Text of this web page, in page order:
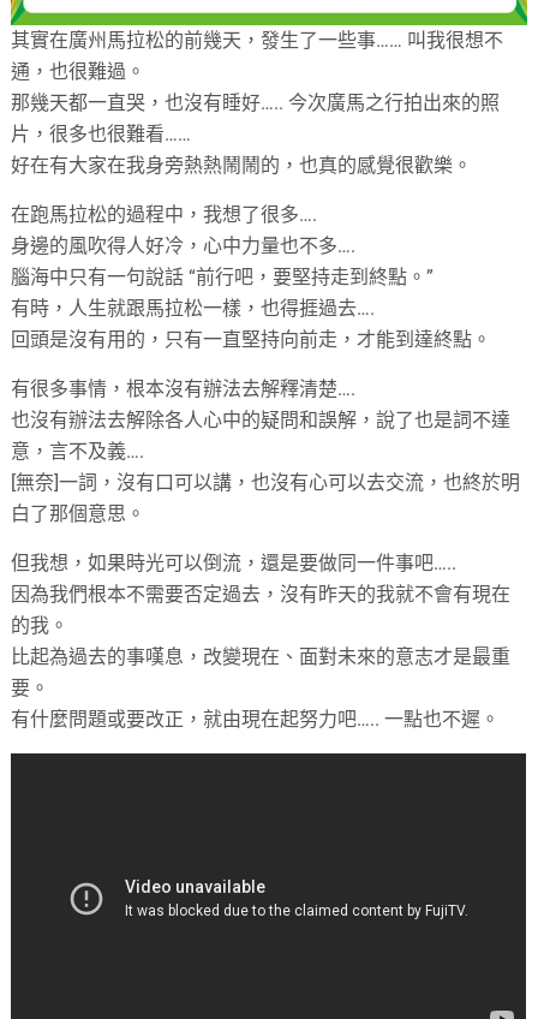
其實在廣州馬拉松的前幾天，發生了一些事…… 叫我很想不
通，也很難過。
那幾天都一直哭，也沒有睡好….. 今次廣馬之行拍出來的照
片，很多也很難看……
好在有大家在我身旁熱熱鬧鬧的，也真的感覺很歡樂。
在跑馬拉松的過程中，我想了很多….
身邊的風吹得人好冷，心中力量也不多….
腦海中只有一句說話 “前行吧，要堅持走到終點。”
有時，人生就跟馬拉松一樣，也得捱過去….
回頭是沒有用的，只有一直堅持向前走，才能到達終點。
有很多事情，根本沒有辦法去解釋清楚….
也沒有辦法去解除各人心中的疑問和誤解，說了也是詞不達
意，言不及義….
[無奈]一詞，沒有口可以講，也沒有心可以去交流，也終於明
白了那個意思。
但我想，如果時光可以倒流，還是要做同一件事吧…..
因為我們根本不需要否定過去，沒有昨天的我就不會有現在
的我。
比起為過去的事嘆息，改變現在、面對未來的意志才是最重
要。
有什麼問題或要改正，就由現在起努力吧….. 一點也不遲。